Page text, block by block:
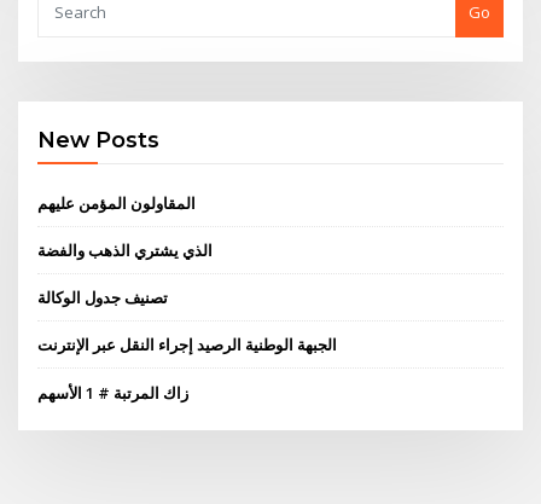
Go
New Posts
المقاولون المؤمن عليهم
الذي يشتري الذهب والفضة
تصنيف جدول الوكالة
الجبهة الوطنية الرصيد إجراء النقل عبر الإنترنت
زاك المرتبة # 1 الأسهم